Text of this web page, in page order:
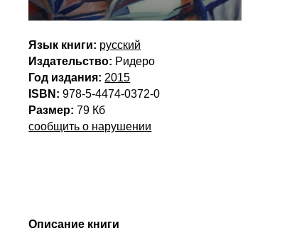
Язык книги: русский
Издательство: Ридеро
Год издания: 2015
ISBN: 978-5-4474-0372-0
Размер: 79 Кб
сообщить о нарушении
Описание книги